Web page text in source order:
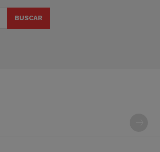
BUSCAR